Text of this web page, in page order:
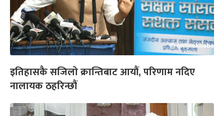
इतिहासकै सजिलो क्रान्तिबाट आयौं, परिणाम नदिए
नालायक ठहरिन्छौं